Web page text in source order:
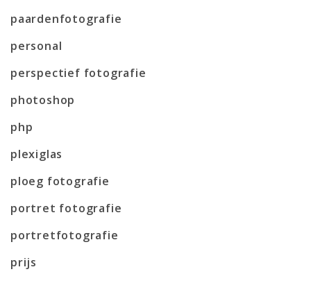
paardenfotografie
personal
perspectief fotografie
photoshop
php
plexiglas
ploeg fotografie
portret fotografie
portretfotografie
prijs